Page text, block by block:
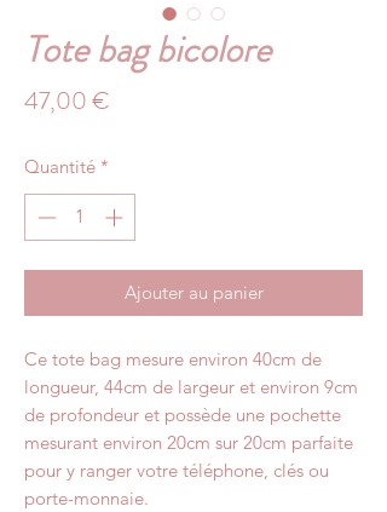
Tote bag bicolore
47,00 €
Quantité *
Ajouter au panier
Ce tote bag mesure environ 40cm de
longueur, 44cm de largeur et environ 9cm
de profondeur et possède une pochette
mesurant environ 20cm sur 20cm parfaite
pour y ranger votre téléphone, clés ou
porte-monnaie.